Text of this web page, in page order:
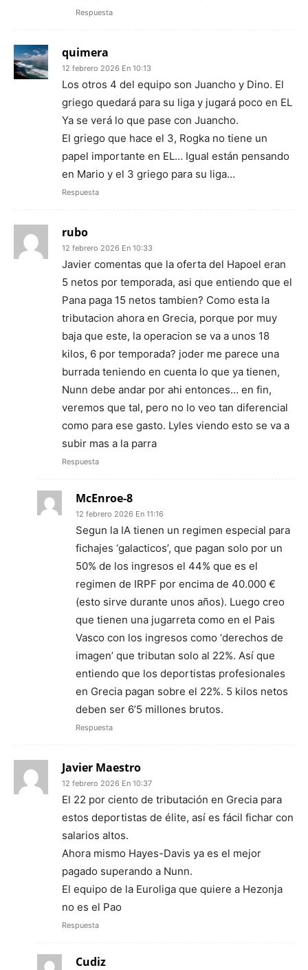
Respuesta
quimera
12 febrero 2026 En 10:13
Los otros 4 del equipo son Juancho y Dino. El
griego quedará para su liga y jugará poco en EL
Ya se verá lo que pase con Juancho.
El griego que hace el 3, Rogka no tiene un
papel importante en EL… Igual están pensando
en Mario y el 3 griego para su liga…
Respuesta
rubo
12 febrero 2026 En 10:33
Javier comentas que la oferta del Hapoel eran
5 netos por temporada, asi que entiendo que el
Pana paga 15 netos tambien? Como esta la
tributacion ahora en Grecia, porque por muy
baja que este, la operacion se va a unos 18
kilos, 6 por temporada? joder me parece una
burrada teniendo en cuenta lo que ya tienen,
Nunn debe andar por ahi entonces… en fin,
veremos que tal, pero no lo veo tan diferencial
como para ese gasto. Lyles viendo esto se va a
subir mas a la parra
Respuesta
McEnroe-8
12 febrero 2026 En 11:16
Segun la IA tienen un regimen especial para
fichajes ‘galacticos’, que pagan solo por un
50% de los ingresos el 44% que es el
regimen de IRPF por encima de 40.000 €
(esto sirve durante unos años). Luego creo
que tienen una jugarreta como en el Pais
Vasco con los ingresos como ‘derechos de
imagen’ que tributan solo al 22%. Así que
entiendo que los deportistas profesionales
en Grecia pagan sobre el 22%. 5 kilos netos
deben ser 6’5 millones brutos.
Respuesta
Javier Maestro
12 febrero 2026 En 10:37
El 22 por ciento de tributación en Grecia para
estos deportistas de élite, así es fácil fichar con
salarios altos.
Ahora mismo Hayes-Davis ya es el mejor
pagado superando a Nunn.
El equipo de la Euroliga que quiere a Hezonja
no es el Pao
Respuesta
Cudiz